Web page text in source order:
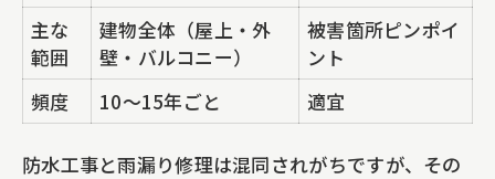
主な
範囲
建物全体（屋上・外
壁・バルコニー）
被害箇所ピンポイ
ント
頻度
10～15年ごと 適宜
防水工事と雨漏り修理は混同されがちですが、その